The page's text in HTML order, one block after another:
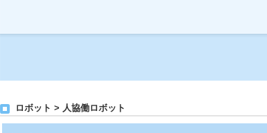
ロボット > 人協働ロボット